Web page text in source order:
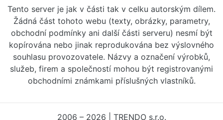
Tento server je jak v části tak v celku autorským dílem.
Žádná část tohoto webu (texty, obrázky, parametry,
obchodní podmínky ani další části serveru) nesmí být
kopírována nebo jinak reprodukována bez výslovného
souhlasu provozovatele. Názvy a označení výrobků,
služeb, firem a společností mohou být registrovanými
obchodními známkami příslušných vlastníků.
2006 – 2026 | TRENDO s.r.o.